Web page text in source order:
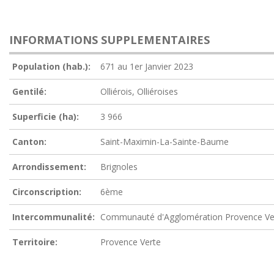
INFORMATIONS SUPPLEMENTAIRES
Population (hab.): 671 au 1er Janvier 2023
Gentilé: Olliérois, Olliéroises
Superficie (ha): 3 966
Canton: Saint-Maximin-La-Sainte-Baume
Arrondissement: Brignoles
Circonscription: 6ème
Intercommunalité: Communauté d'Agglomération Provence
Territoire: Provence Verte